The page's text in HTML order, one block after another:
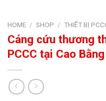
HOME / SHOP / THIẾT BỊ
Cáng cứu thương
PCCC tại Cao Bằng